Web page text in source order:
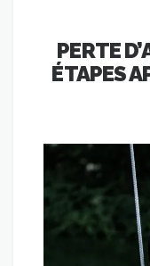
PERTE
ÉTAPES